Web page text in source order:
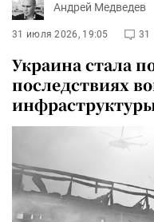
Андрей Медведев
31 июля 2026, 19:05 31
Украина стала
последствиях